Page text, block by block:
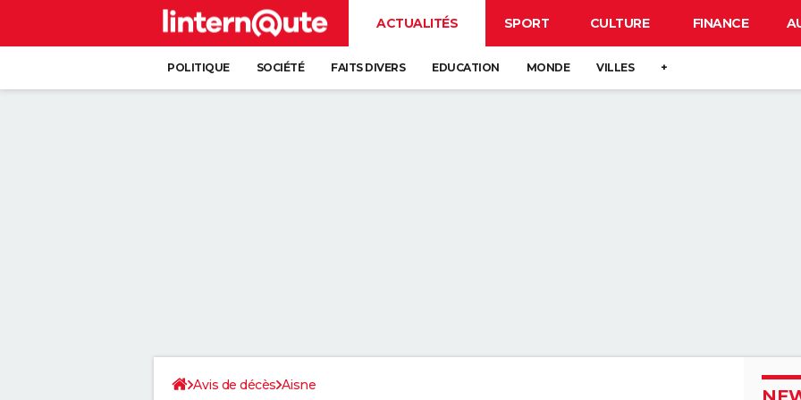
ACTUALITÉS SPORT CULTURE FINANCE
POLITIQUE SOCIÉTÉ FAITS DIVERS EDUCATION MONDE VILLES +
Avis de décès Aisne